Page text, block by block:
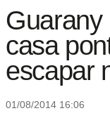
Guarany
casa
escapar
01/08/2014 16:06